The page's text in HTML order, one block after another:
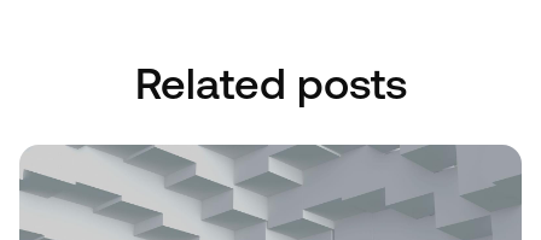
Related posts